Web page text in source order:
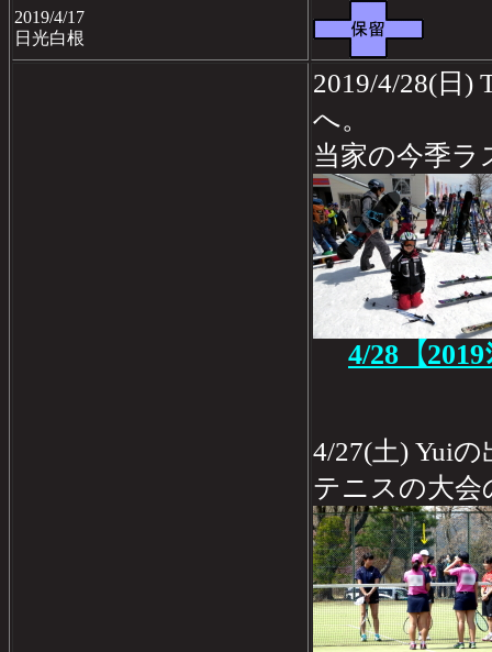
2019/4/17
日光白根
2019/4/28(日)
へ。
当家の今季ラ
4/28【
4/27(土) Yui
テニスの大会